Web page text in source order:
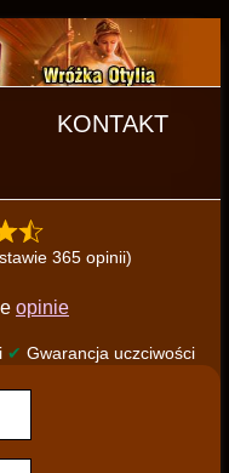
KONTAKT
365 opinii)
opinie
✔ Gwarancja uczciwości